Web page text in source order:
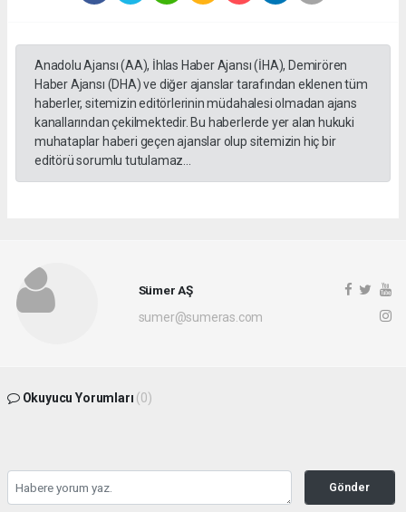
Anadolu Ajansı (AA), İhlas Haber Ajansı (İHA), Demirören
Haber Ajansı (DHA) ve diğer ajanslar tarafından eklenen tüm
haberler, sitemizin editörlerinin müdahalesi olmadan ajans
kanallarından çekilmektedir. Bu haberlerde yer alan hukuki
muhataplar haberi geçen ajanslar olup sitemizin hiç bir
editörü sorumlu tutulamaz...
Sümer AŞ
sumer@sumeras.com
Okuyucu Yorumları (0)
Gönder